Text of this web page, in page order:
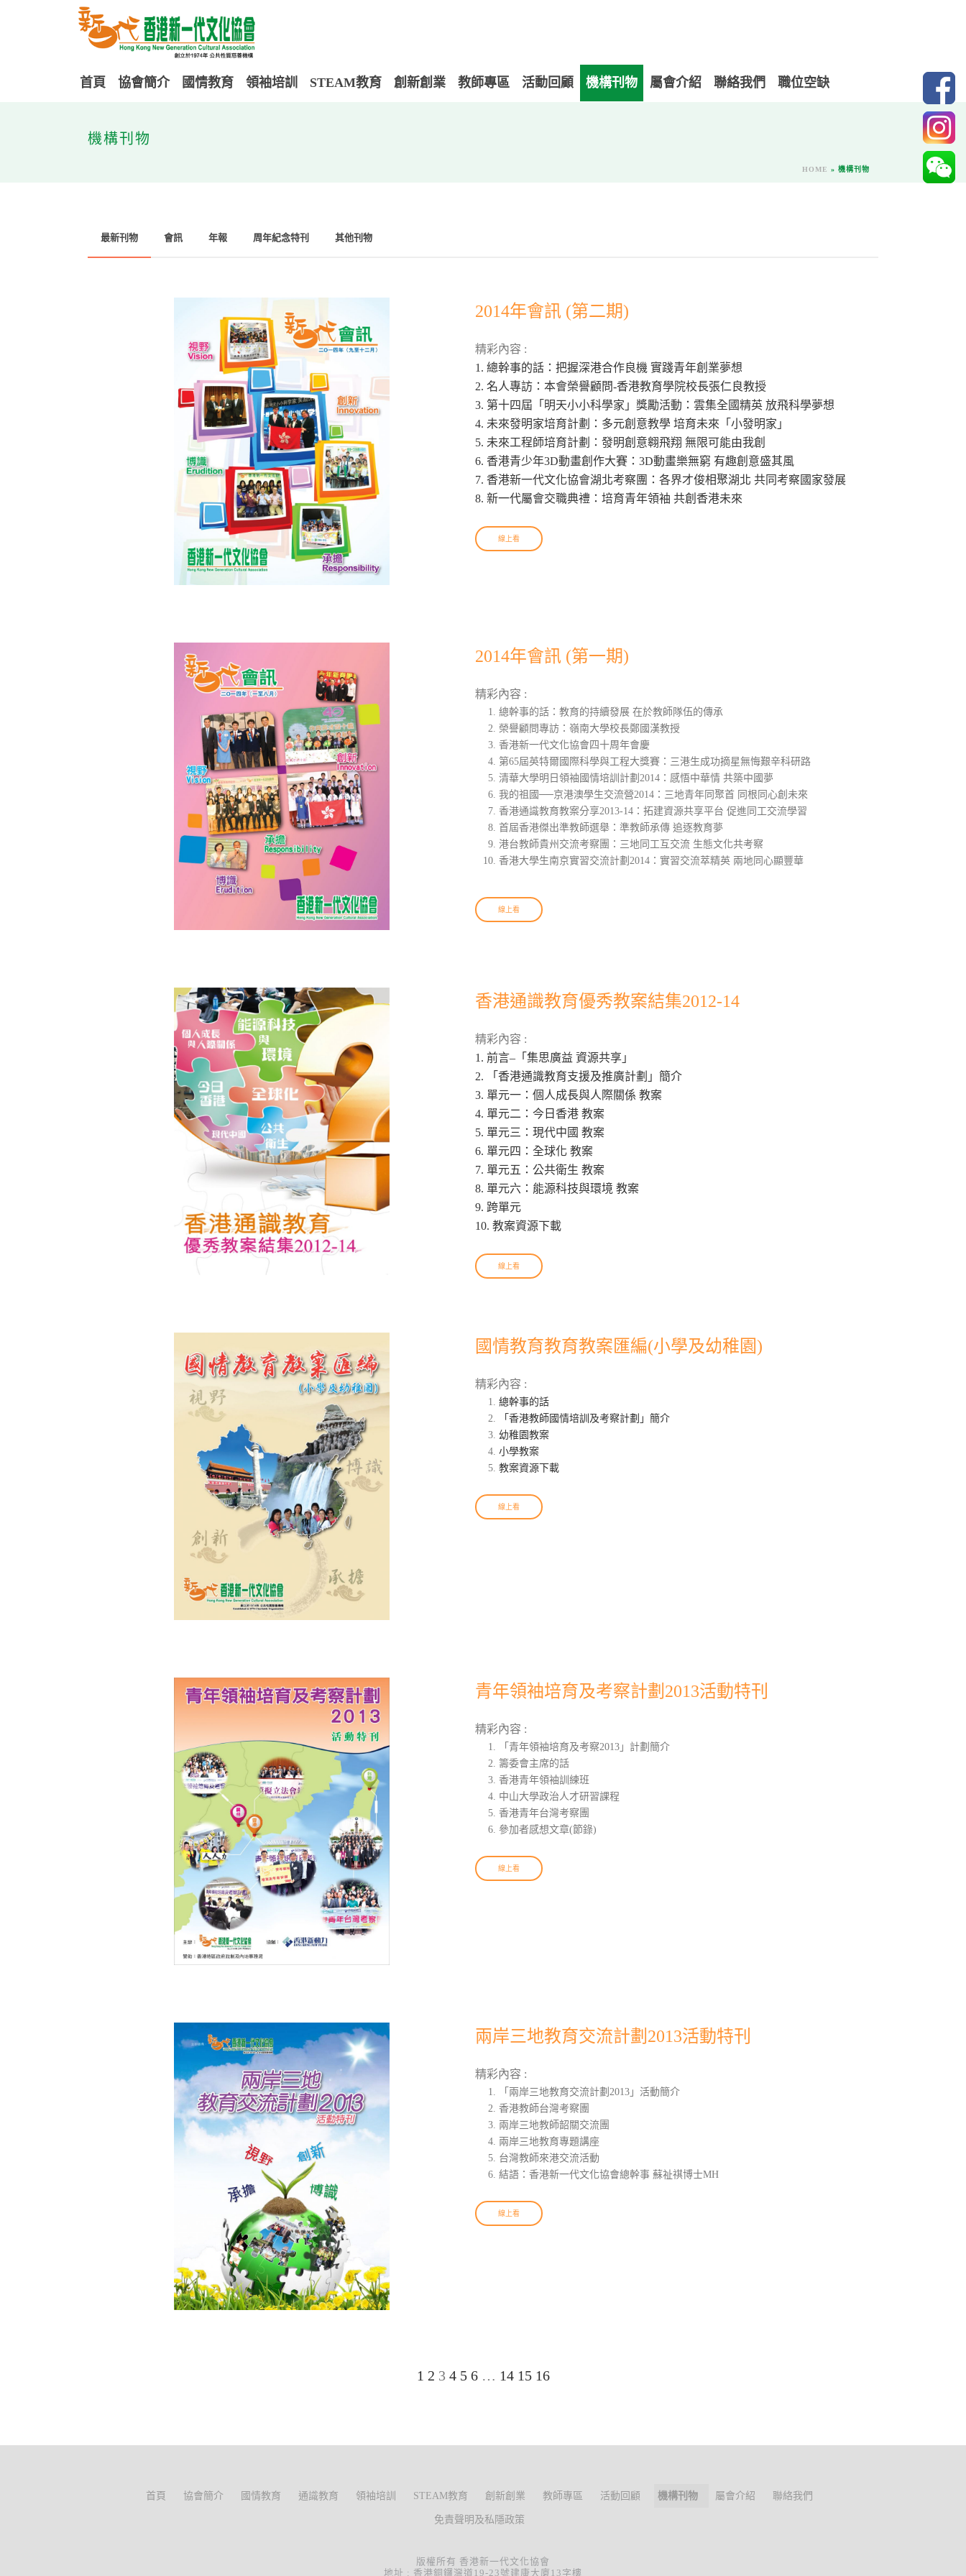
首頁 協會簡介 國情教育 領袖培訓 STEAM教育 創新創業 教師專區 活動回顧 機構刊物 屬會介紹 聯絡我們 職位空缺
機構刊物
HOME » 機構刊物
最新刊物 會訊 年報 周年紀念特刊 其他刊物
2014年會訊 (第二期)
精彩內容 :
1. 總幹事的話：把握深港合作良機 實踐青年創業夢想
2. 名人專訪：本會榮譽顧問-香港教育學院校長張仁良教授
3. 第十四屆「明天小小科學家」獎勵活動：雲集全國精英 放飛科學夢想
4. 未來發明家培育計劃：多元創意教學 培育未來「小發明家」
5. 未來工程師培育計劃：發明創意翱飛翔 無限可能由我創
6. 香港青少年3D動畫創作大賽：3D動畫樂無窮 有趣創意盛其風
7. 香港新一代文化協會湖北考察團：各界才俊相聚湖北 共同考察國家發展
8. 新一代屬會交職典禮：培育青年領袖 共創香港未來
線上看
2014年會訊 (第一期)
精彩內容 :
總幹事的話：教育的持續發展 在於教師隊伍的傳承
榮譽顧問專訪：嶺南大學校長鄭國漢教授
香港新一代文化協會四十周年會慶
第65屆英特爾國際科學與工程大獎賽：三港生成功摘星無悔艱辛科研路
清華大學明日領袖國情培訓計劃2014：感悟中華情 共築中國夢
我的祖國──京港澳學生交流營2014：三地青年同聚首 同根同心創未來
香港通識教育教案分享2013-14：拓建資源共享平台 促進同工交流學習
首屆香港傑出準教師選舉：準教師承傳 追逐教育夢
港台教師貴州交流考察團：三地同工互交流 生態文化共考察
香港大學生南京實習交流計劃2014：實習交流萃精英 兩地同心顯豐華
線上看
香港通識教育優秀教案結集2012-14
精彩內容 :
1. 前言–「集思廣益 資源共享」
2. 「香港通識教育支援及推廣計劃」簡介
3. 單元一：個人成長與人際關係 教案
4. 單元二：今日香港 教案
5. 單元三：現代中國 教案
6. 單元四：全球化 教案
7. 單元五：公共衛生 教案
8. 單元六：能源科技與環境 教案
9. 跨單元
10. 教案資源下載
線上看
國情教育教育教案匯編(小學及幼稚園)
精彩內容 :
總幹事的話
「香港教師國情培訓及考察計劃」簡介
幼稚園教案
小學教案
教案資源下載
線上看
青年領袖培育及考察計劃2013活動特刊
精彩內容 :
「青年領袖培育及考察2013」計劃簡介
籌委會主席的話
香港青年領袖訓練班
中山大學政治人才研習課程
香港青年台灣考察團
參加者感想文章(節錄)
線上看
兩岸三地教育交流計劃2013活動特刊
精彩內容 :
「兩岸三地教育交流計劃2013」活動簡介
香港教師台灣考察團
兩岸三地教師韶關交流團
兩岸三地教育專題講座
台灣教師來港交流活動
結語：香港新一代文化協會總幹事 蘇祉祺博士MH
線上看
1 2 3 4 5 6 … 14 15 16
首頁 協會簡介 國情教育 通識教育 領袖培訓 STEAM教育 創新創業 教師專區 活動回顧 機構刊物 屬會介紹 聯絡我們
免責聲明及私隱政策
版權所有 香港新一代文化協會
地址 : 香港銅鑼灣道19-23號建康大廈13字樓